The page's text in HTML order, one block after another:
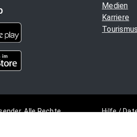
Medien
Karriere
Tourismus
Alle Rechte
Hilfe/